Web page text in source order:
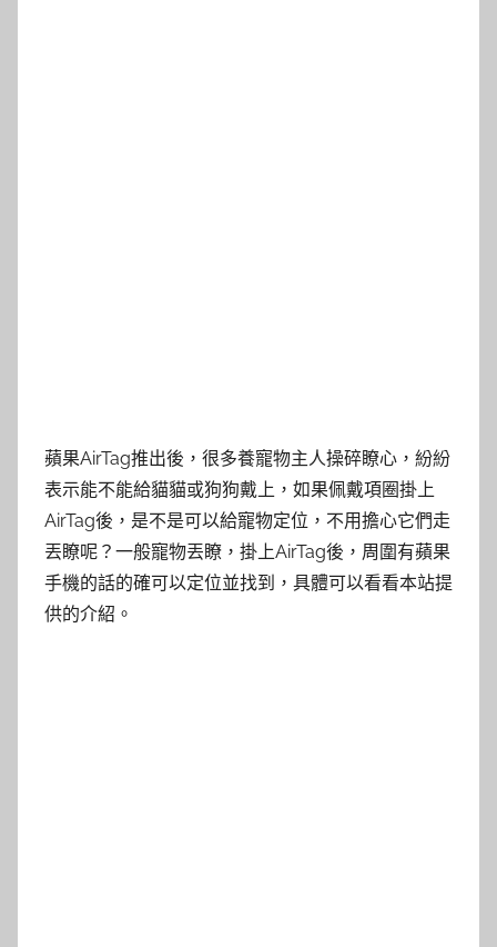
蘋果AirTag推出後，很多養寵物主人操碎瞭心，紛紛
表示能不能給貓貓或狗狗戴上，如果佩戴項圈掛上
AirTag後，是不是可以給寵物定位，不用擔心它們走
丟瞭呢？一般寵物丟瞭，掛上AirTag後，周圍有蘋果
手機的話的確可以定位並找到，具體可以看看本站提
供的介紹。